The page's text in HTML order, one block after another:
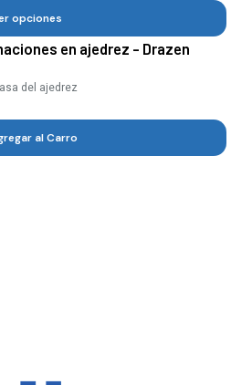
opciones
en ajedrez - Drazen
del ajedrez
al Carro